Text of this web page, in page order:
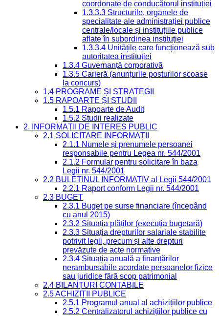
coordonate de conducătorul instituției
1.3.3.3 Structurile, organele de
specialitate ale administrației publice
centrale/locale și instituțiile publice
aflate în subordinea instituției
1.3.3.4 Unitățile care funcționează sub
autoritatea instituției
1.3.4 Guvernanță corporativă
1.3.5 Carieră (anunțurile posturilor scoase
la concurs)
1.4 PROGRAME ȘI STRATEGII
1.5 RAPOARTE ȘI STUDII
1.5.1 Rapoarte de Audit
1.5.2 Studii realizate
2. INFORMAȚII DE INTERES PUBLIC
2.1 SOLICITARE INFORMAȚII
2.1.1 Numele și prenumele persoanei
responsabile pentru Legea nr. 544/2001
2.1.2 Formular pentru solicitare în baza
Legii nr. 544/2001
2.2 BULETINUL INFORMATIV al Legii 544/2001
2.2.1 Raport conform Legii nr. 544/2001
2.3 BUGET
2.3.1 Buget pe surse financiare (începând
cu anul 2015)
2.3.2 Situația plăților (execuția bugetară)
2.3.3 Situația drepturilor salariale stabilite
potrivit legii, precum și alte drepturi
prevăzute de acte normative
2.3.4 Situația anuală a finanțărilor
nerambursabile acordate persoanelor fizice
sau juridice fără scop patrimonial
2.4 BILANȚURI CONTABILE
2.5 ACHIZIȚII PUBLICE
2.5.1 Programul anual al achizițiilor publice
2.5.2 Centralizatorul achizițiilor publice cu